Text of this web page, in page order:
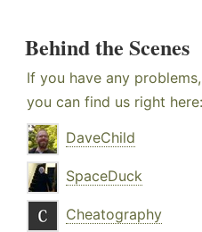
Behind the Scenes
If you have any
you can find us right here:
DaveChild
SpaceDuck
Cheatography